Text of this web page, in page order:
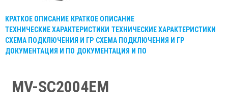
КРАТКОЕ ОПИСАНИЕ КРАТКОЕ ОПИСАНИЕ
ТЕХНИЧЕСКИЕ ХАРАКТЕРИСТИКИ ТЕХНИЧЕСКИЕ ХАРАКТЕРИСТИКИ
СХЕМА ПОДКЛЮЧЕНИЯ И ГР СХЕМА ПОДКЛЮЧЕНИЯ И ГР
ДОКУМЕНТАЦИЯ И ПО ДОКУМЕНТАЦИЯ И ПО
MV-SC2004EM